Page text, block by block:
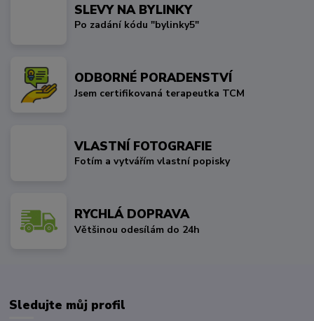
SLEVY NA BYLINKY
Po zadání kódu "bylinky5"
ODBORNÉ PORADENSTVÍ
Jsem certifikovaná terapeutka TCM
VLASTNÍ FOTOGRAFIE
Fotím a vytvářím vlastní popisky
RYCHLÁ DOPRAVA
Většinou odesílám do 24h
Sledujte můj profil